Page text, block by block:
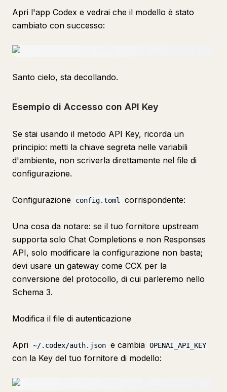
Apri l'app Codex e vedrai che il modello è stato
cambiato con successo:
Santo cielo, sta decollando.
Esempio di Accesso con API Key
Se stai usando il metodo API Key, ricorda un
principio: metti la chiave segreta nelle variabili
d'ambiente, non scriverla direttamente nel file di
configurazione.
Configurazione config.toml corrispondente:
Una cosa da notare: se il tuo fornitore upstream
supporta solo Chat Completions e non Responses
API, solo modificare la configurazione non basta;
devi usare un gateway come CCX per la
conversione del protocollo, di cui parleremo nello
Schema 3.
Modifica il file di autenticazione
Apri ~/.codex/auth.json e cambia OPENAI_API_KEY
con la Key del tuo fornitore di modello: